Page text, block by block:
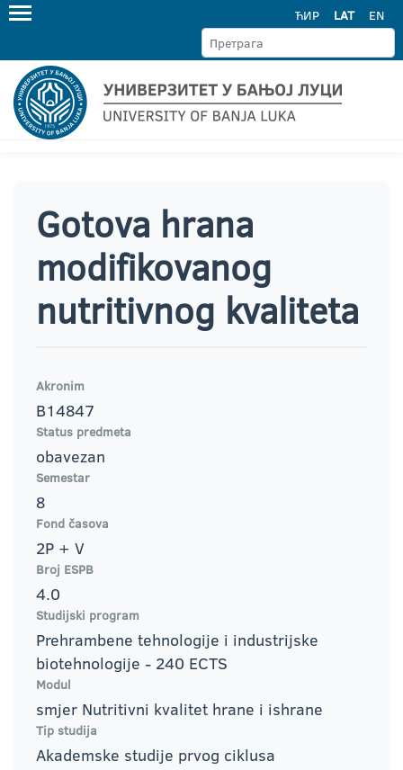
ЋИР LAT EN
Gotova hrana
modifikovanog
nutritivnog kvaliteta
Akronim
B14847
Status predmeta
obavezan
Semestar
8
Fond časova
2P + V
Broj ESPB
4.0
Studijski program
Prehrambene tehnologije i industrijske
biotehnologije - 240 ECTS
Modul
smjer Nutritivni kvalitet hrane i ishrane
Tip studija
Akademske studije prvog ciklusa